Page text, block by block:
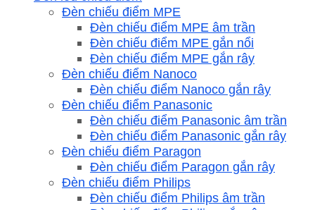
Đèn chiếu điểm MPE
Đèn chiếu điểm MPE âm trần
Đèn chiếu điểm MPE gắn nổi
Đèn chiếu điểm MPE gắn rây
Đèn chiếu điểm Nanoco
Đèn chiếu điểm Nanoco gắn rây
Đèn chiếu điểm Panasonic
Đèn chiếu điểm Panasonic âm trần
Đèn chiếu điểm Panasonic gắn rây
Đèn chiếu điểm Paragon
Đèn chiếu điểm Paragon gắn rây
Đèn chiếu điểm Philips
Đèn chiếu điểm Philips âm trần